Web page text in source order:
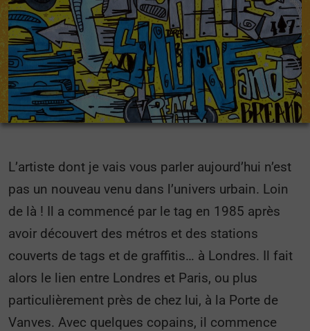
L’artiste dont je vais vous parler aujourd’hui n’est
pas un nouveau venu dans l’univers urbain. Loin
de là ! Il a commencé par le tag en 1985 après
avoir découvert des métros et des stations
couverts de tags et de graffitis… à Londres. Il fait
alors le lien entre Londres et Paris, ou plus
particulièrement près de chez lui, à la Porte de
Vanves. Avec quelques copains, il commence